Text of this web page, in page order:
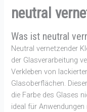
neutral
Was ist neutral
Neutral vernetzender
der Glasverarbeitung
Verkleben von
Glasoberflächen.
die Farbe des Glases
ideal für